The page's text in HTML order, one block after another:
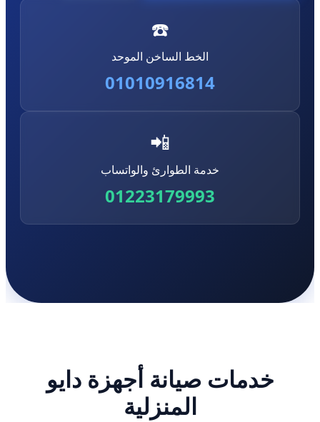
☎️
الخط الساخن الموحد
01010916814
📲
خدمة الطوارئ والواتساب
01223179993
خدمات صيانة أجهزة دايو
المنزلية